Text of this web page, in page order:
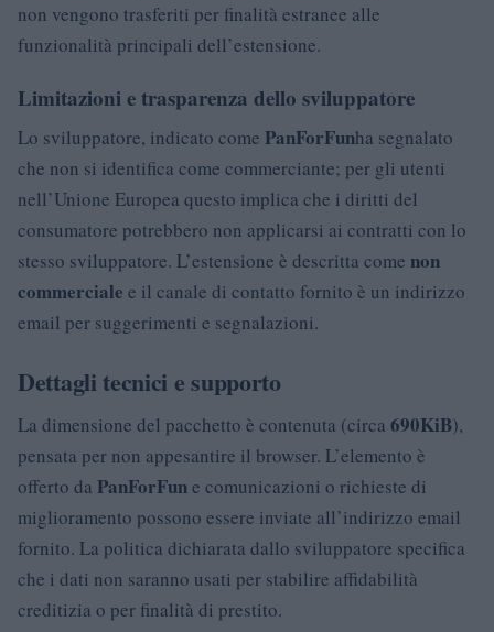
non vengono trasferiti per finalità estranee alle
funzionalità principali dell’estensione.
Limitazioni e trasparenza dello sviluppatore
Lo sviluppatore, indicato come PanForFunha segnalato
che non si identifica come commerciante; per gli utenti
nell’Unione Europea questo implica che i diritti del
consumatore potrebbero non applicarsi ai contratti con lo
stesso sviluppatore. L’estensione è descritta come non
commerciale e il canale di contatto fornito è un indirizzo
email per suggerimenti e segnalazioni.
Dettagli tecnici e supporto
La dimensione del pacchetto è contenuta (circa 690KiB),
pensata per non appesantire il browser. L’elemento è
offerto da PanForFune comunicazioni o richieste di
miglioramento possono essere inviate all’indirizzo email
fornito. La politica dichiarata dallo sviluppatore specifica
che i dati non saranno usati per stabilire affidabilità
creditizia o per finalità di prestito.